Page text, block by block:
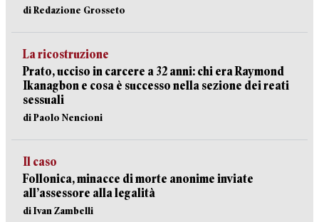
di Redazione Grosseto
La ricostruzione
Prato, ucciso in carcere a 32 anni: chi era Raymond
Ikanagbon e cosa è successo nella sezione dei reati
sessuali
di Paolo Nencioni
Il caso
Follonica, minacce di morte anonime inviate
all’assessore alla legalità
di Ivan Zambelli